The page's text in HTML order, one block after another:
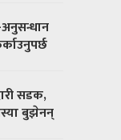
सडक,
बुझेनन्